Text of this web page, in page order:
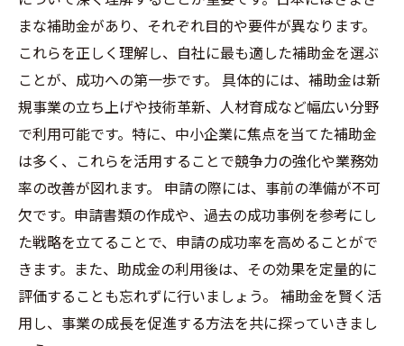
まな補助金があり、それぞれ目的や要件が異なります。
これらを正しく理解し、自社に最も適した補助金を選ぶ
ことが、成功への第一歩です。 具体的には、補助金は新
規事業の立ち上げや技術革新、人材育成など幅広い分野
で利用可能です。特に、中小企業に焦点を当てた補助金
は多く、これらを活用することで競争力の強化や業務効
率の改善が図れます。 申請の際には、事前の準備が不可
欠です。申請書類の作成や、過去の成功事例を参考にし
た戦略を立てることで、申請の成功率を高めることがで
きます。また、助成金の利用後は、その効果を定量的に
評価することも忘れずに行いましょう。 補助金を賢く活
用し、事業の成長を促進する方法を共に探っていきまし